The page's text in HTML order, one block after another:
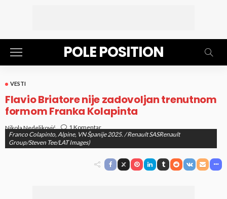
POLE POSITION
VESTI
Flavio Briatore nije zadovoljan trenutnom
formom Franka Kolapinta
Nikola Nedeljković
1 Komentar
objavljeno05. Jun 2025. at 9:16 am
Franco Colapinto, Alpine, VN Španije 2025. / Renault SASRenault
Group/Steven Tee/LAT Images)